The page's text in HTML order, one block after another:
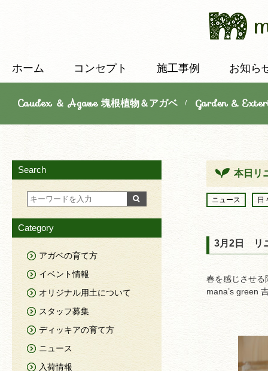
ホーム コンセプト 施工事例 お知ら
Caudex ＆ Agave 塊根植物＆アガベ/Garden &
本日リ
ニュース 日
3月2日 リ
春を感じさせる
mana’s green
Search
Category
アガベの育て方
イベント情報
オリジナル用土について
スタッフ募集
ディッキアの育て方
ニュース
入荷情報